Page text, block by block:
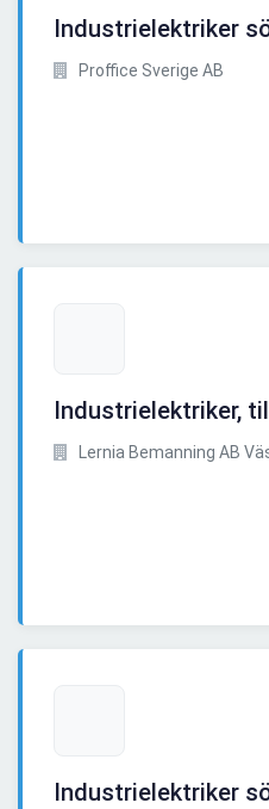
Industrielektriker
Proffice Sverige AB
Industrielektriker,
Lernia Bemanning AB
Industrielektriker